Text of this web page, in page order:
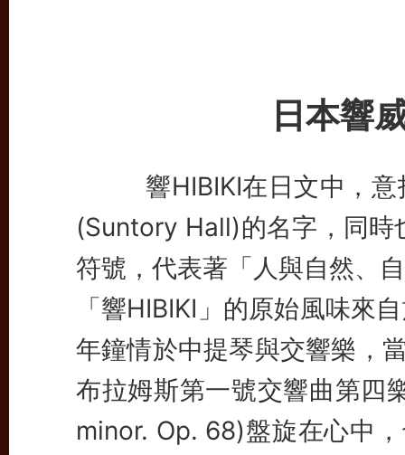
日本響
響HIBIKI在日文中，意
(Suntory Hall)的名字，同
符號，代表著「人與自然、
「響HIBIKI」的原始風味來
年鐘情於中提琴與交響樂，
布拉姆斯第一號交響曲第四
minor. Op. 68)盤旋在心中